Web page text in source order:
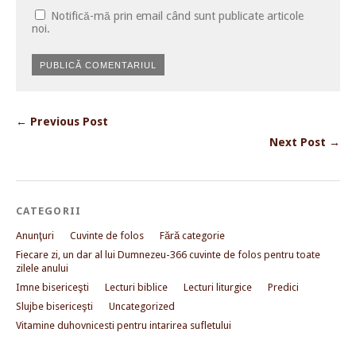
Notifică-mă prin email când sunt publicate articole
noi.
← Previous Post
Next Post →
CATEGORII
Anunţuri Cuvinte de folos
Fără categorie
Fiecare zi, un dar al lui Dumnezeu-366 cuvinte de folos pentru toate
zilele anului
Imne bisericeşti
Lecturi biblice Lecturi liturgice
Predici
Slujbe bisericeşti
Uncategorized
Vitamine duhovnicesti pentru intarirea sufletului